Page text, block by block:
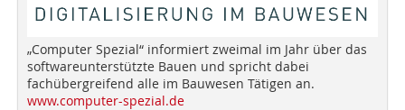
„Computer Spezial“ informiert zweimal im Jahr über das
softwareunterstützte Bauen und spricht dabei
fachübergreifend alle im Bauwesen Tätigen an.
www.computer-spezial.de